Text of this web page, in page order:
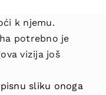
k njemu.
potrebno je
vizija još
sliku onoga